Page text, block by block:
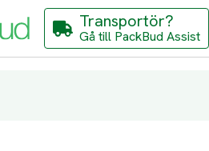
Transportör?
Gå till PackBud Assist